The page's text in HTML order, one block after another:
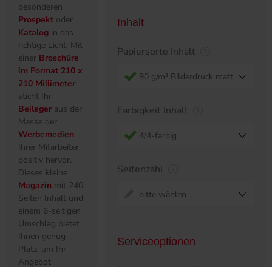
besonderen
Prospekt oder
Katalog in das
richtige Licht: Mit
einer Broschüre
im Format 210 x
210 Millimeter
sticht Ihr
Beileger aus der
Masse der
Werbemedien
Ihrer Mitarbeiter
positiv hervor.
Dieses kleine
Magazin mit 240
Seiten Inhalt und
einem 6-seitigen
Umschlag bietet
Ihnen genug
Platz, um Ihr
Angebot
Inhalt
Papiersorte Inhalt
90 g/m² Bilderdruck matt
Farbigkeit Inhalt
4/4-farbig
Seitenzahl
bitte wählen
Serviceoptionen